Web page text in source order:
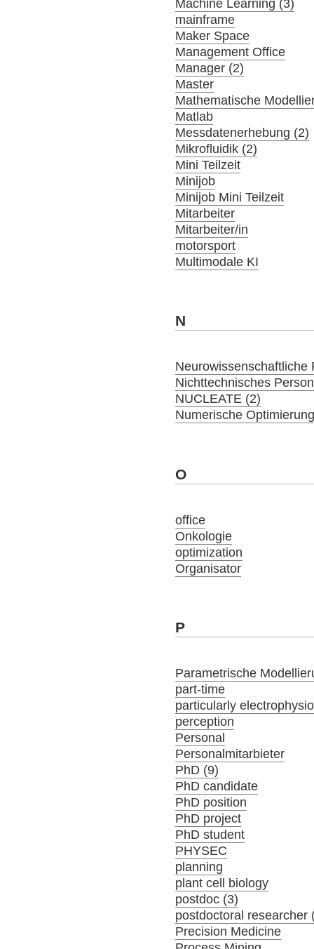
Machine Learning (3)
mainframe
Maker Space
Management Office
Manager (2)
Master
Mathematische
Matlab
Messdatenerhebung (2)
Mikrofluidik (2)
Mini Teilzeit
Minijob
Minijob Mini Teilzeit
Mitarbeiter
Mitarbeiter/in
motorsport
Multimodale KI
N
Neurowissenschaftliche
Nichttechnisches
NUCLEATE (2)
Numerische
O
office
Onkologie
optimization
Organisator
P
Parametrische
part-time
particularly
perception
Personal
Personalmitarbieter
PhD (9)
PhD candidate
PhD position
PhD project
PhD student
PHYSEC
planning
plant cell biology
postdoc (3)
postdoctoral researcher
Precision Medicine